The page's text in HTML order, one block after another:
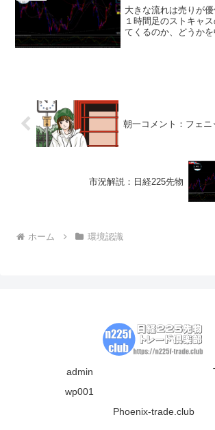
大きな流れは売りが優
１時間足のストキャ
てくるのか、どうか
朝一コメント：フェニ
市況解説：日経225先物
ホーム 環境認識
admin
wp001
Phoenix-trade.club